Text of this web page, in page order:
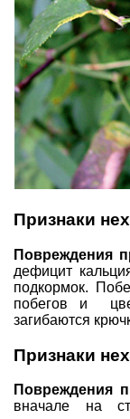
Признаки
Повреждения
дефицит
подкормок.
побегов и
загибаются
Признаки
Повреждения
вначале на